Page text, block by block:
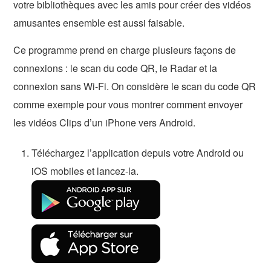
votre bibliothèques avec les amis pour créer des vidéos
amusantes ensemble est aussi faisable.
Ce programme prend en charge plusieurs façons de
connexions : le scan du code QR, le Radar et la
connexion sans Wi-Fi. On considère le scan du code QR
comme exemple pour vous montrer comment envoyer
les vidéos Clips d’un iPhone vers Android.
Téléchargez l’application depuis votre Android ou
iOS mobiles et lancez-la.